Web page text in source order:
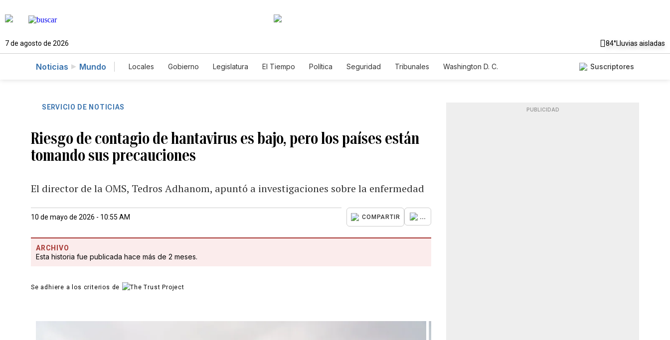
7 de agosto de 2026 84°Lluvias aisladas
Noticias Mundo Locales Gobierno Legislatura El Tiempo Política Seguridad Tribunales
Washington D. C.
Suscriptores
SERVICIO DE NOTICIAS
Riesgo de contagio de hantavirus es bajo, pero los países están
tomando sus precauciones
El director de la OMS, Tedros Adhanom, apuntó a investigaciones sobre la enfermedad
10 de mayo de 2026 - 10:55 AM COMPARTIR ...
ARCHIVO
Esta historia fue publicada hace más de 2 meses.
Se adhiere a los criterios de
PUBLICIDAD